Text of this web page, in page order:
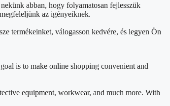
abban, hogy folyamatosan fejlesszük
az igényeiknek.
termékeinket, válogasson kedvére, és legyen Ön
is to make online shopping convenient and
equipment, workwear, and much more. With